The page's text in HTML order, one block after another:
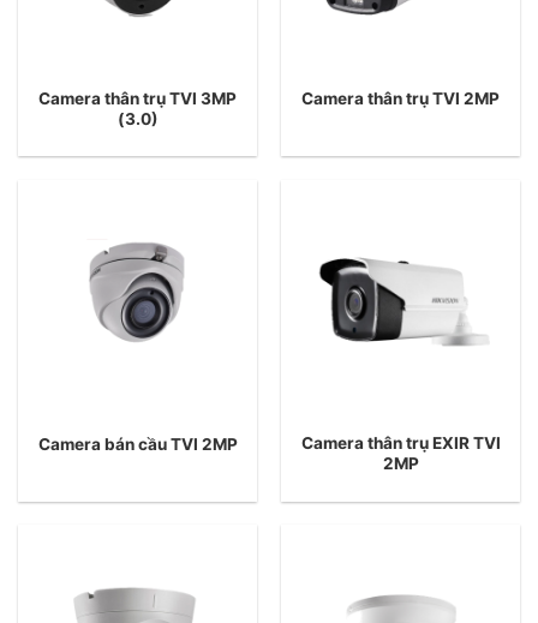
Camera thân trụ TVI 3MP
(3.0)
Camera thân trụ TVI 2MP
Camera bán cầu TVI 2MP
Camera thân trụ EXIR TVI
2MP